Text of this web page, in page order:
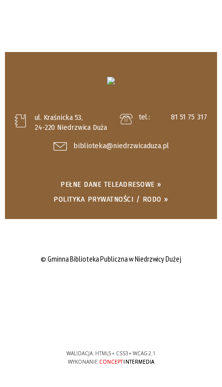
ul. Kraśnicka 53,
24-220 Niedrzwica Duża
tel.: 81 51 75 317
biblioteka@niedrzwicaduza.pl
PEŁNE DANE TELEADRESOWE »
POLITYKA PRYWATNOŚCI / RODO »
© Gminna Biblioteka Publiczna w Niedrzwicy Dużej
WALIDACJA: HTML5+ CSS3+ WCAG 2.1
WYKONANIE CONCEPTINTERMEDIA